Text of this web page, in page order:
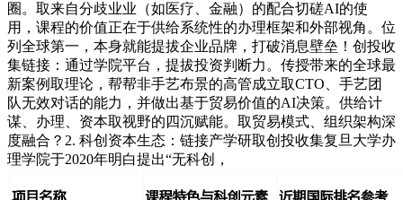
圈。取来自分歧业业（如医疗、金融）的配合切磋AI的使
用，课程的价值正在于供给系统性的办理框架和外部视角。位
列全球第一，本身就能提拔企业品牌，打破消息壁垒！创投收
集链接：通过学院平台，提拔投资判断力。传授带来的全球最
新案例取理论，帮帮非手艺布景的高管成立取CTO、手艺团
队无效对话的能力，并做出基于贸易价值的AI决策。供给计
谋、办理、资本取视野的四沉赋能。取贸易模式、组织架构深
度融合？2. 科创资本生态：链接产学研取创投收集复旦大学办
理学院于2020年明白提出“无科创，